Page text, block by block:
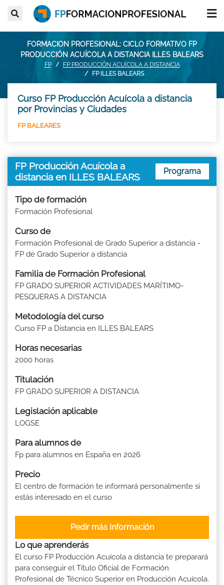
FORMACION PROFESIONAL: CICLO FORMATIVO FP
PRODUCCIÓN ACUÍCOLA A DISTANCIA ILLES BALEARS
FP
FP PRODUCCIÓN ACUÍCOLA A DISTANCIA
FP ILLES BALEARS
Curso FP Producción Acuícola a distancia
por Provincias y Ciudades
FP BALEARES
FP Producción Acuícola a
distancia en ILLES BALEARS
Programa
Tipo de formación
Formación Profesional
Curso de
Formación Profesional de Grado Superior a distancia -
FP de Grado Superior a distancia
Familia de Formación Profesional
FP GRADO SUPERIOR ACTIVIDADES MARÍTIMO-
PESQUERAS A DISTANCIA
Metodología del curso
Curso FP a Distancia en ILLES BALEARS
Horas necesarias
2000 horas
Titulación
FP GRADO SUPERIOR A DISTANCIA
Legislación aplicable
LOGSE
Para alumnos de
Fp para alumnos en España en 2026
Precio
El centro de formación te informará personalmente si
estás interesado en el curso
Pedir más Información
Lo que aprenderás
El curso FP Producción Acuícola a distancia te preparará
para conseguir el Título Oficial de Formación
Profesional de Técnico Superior en Producción Acuícola.